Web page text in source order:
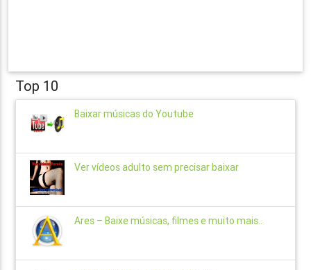
Top 10
Baixar músicas do Youtube
Ver vídeos adulto sem precisar baixar
Ares – Baixe músicas, filmes e muito mais..